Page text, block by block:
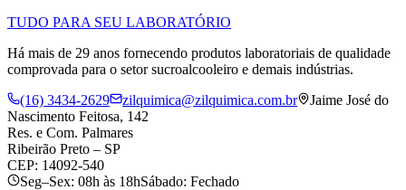
TUDO PARA SEU LABORATÓRIO
Há mais de 29 anos fornecendo produtos laboratoriais de qualidade
comprovada para o setor sucroalcooleiro e demais indústrias.
(16) 3434-2629
zilquimica@zilquimica.com.br
Jaime José do
Nascimento Feitosa, 142
Res. e Com. Palmares
Ribeirão Preto – SP
CEP: 14092-540
Seg–Sex: 08h às 18hSábado: Fechado